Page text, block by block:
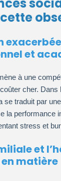
et
à une
cher. Dans
se traduit par
la performance
stress et
et
matière